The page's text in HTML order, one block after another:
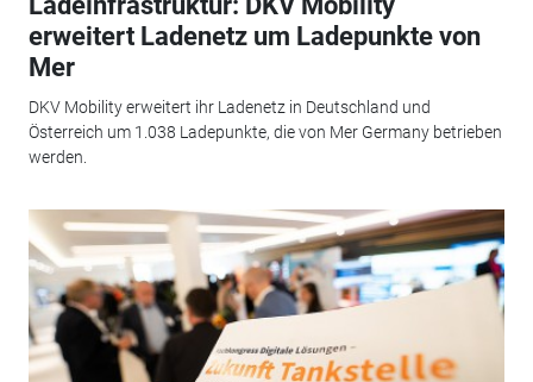
erweitert Ladenetz um Ladepunkte von
Mer
DKV Mobility erweitert ihr Ladenetz in Deutschland und
Österreich um 1.038 Ladepunkte, die von Mer Germany betrieben
werden.